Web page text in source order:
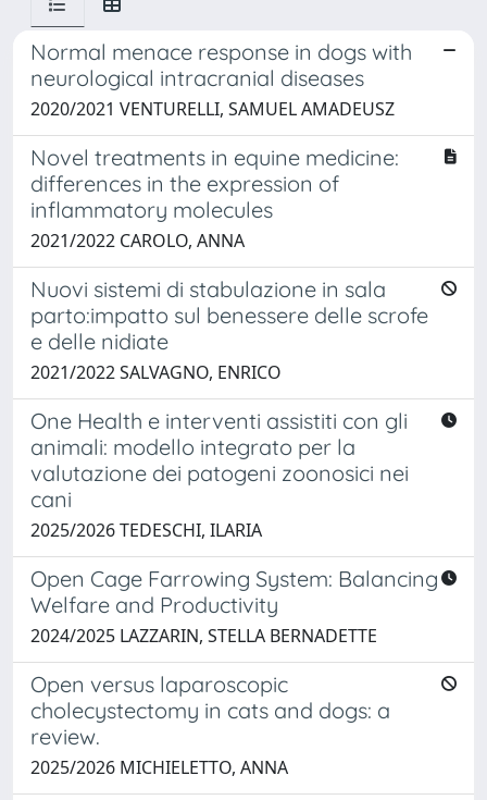
Normal menace response in dogs with
neurological intracranial diseases
2020/2021 VENTURELLI, SAMUEL AMADEUSZ
Novel treatments in equine medicine:
differences in the expression of
inflammatory molecules
2021/2022 CAROLO, ANNA
Nuovi sistemi di stabulazione in sala
parto:impatto sul benessere delle scrofe
e delle nidiate
2021/2022 SALVAGNO, ENRICO
One Health e interventi assistiti con gli
animali: modello integrato per la
valutazione dei patogeni zoonosici nei
cani
2025/2026 TEDESCHI, ILARIA
Open Cage Farrowing System: Balancing
Welfare and Productivity
2024/2025 LAZZARIN, STELLA BERNADETTE
Open versus laparoscopic
cholecystectomy in cats and dogs: a
review.
2025/2026 MICHIELETTO, ANNA